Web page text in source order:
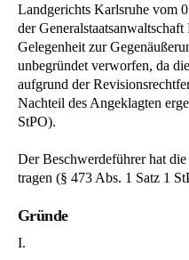
Landgerichts Karlsruhe vom
der
Gelegenheit zur
unbegründet verworfen, da
aufgrund der
Nachteil des Angeklagten
StPO).
Der Beschwerdeführer hat
tragen (§ 473 Abs. 1 Satz 1
Gründe
I.